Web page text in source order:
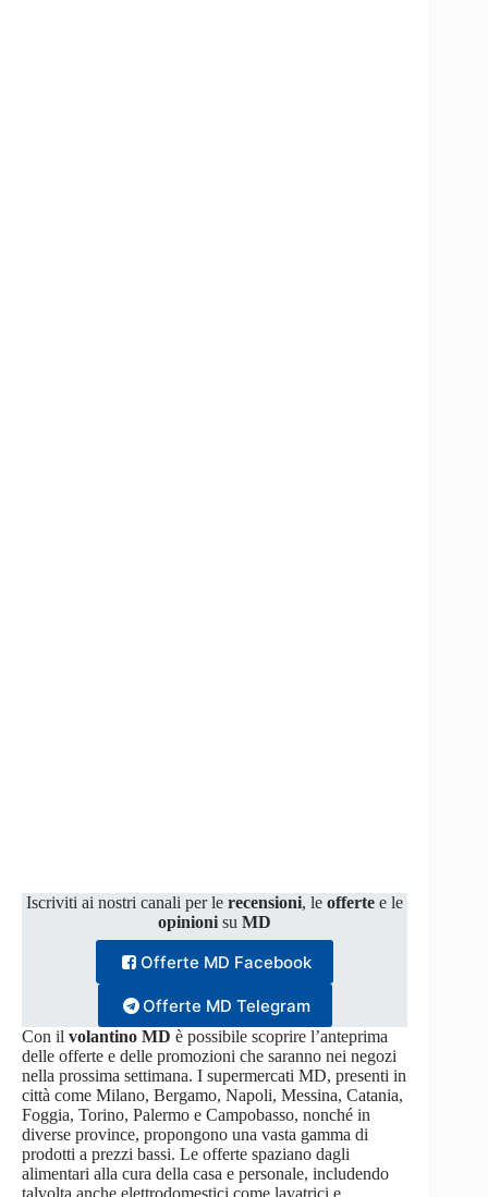
Iscriviti ai nostri canali per lerecensioni, leoffertee le
opinioni suMD
Offerte MD Facebook
Offerte MD Telegram
Con il volantino MD è possibile scoprire l’anteprima
delle offerte e delle promozioni che saranno nei negozi
nella prossima settimana. I supermercati MD, presenti in
città come Milano, Bergamo, Napoli, Messina, Catania,
Foggia, Torino, Palermo e Campobasso, nonché in
diverse province, propongono una vasta gamma di
prodotti a prezzi bassi. Le offerte spaziano dagli
alimentari alla cura della casa e personale, includendo